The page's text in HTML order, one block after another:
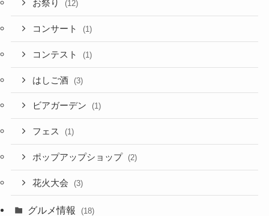
お祭り (12)
コンサート (1)
コンテスト (1)
はしご酒 (3)
ビアガーデン (1)
フェス (1)
ポップアップショップ (2)
花火大会 (3)
グルメ情報 (18)